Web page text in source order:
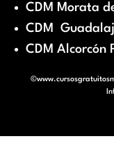
CDM Morata
CDM
CDM Alcorcón